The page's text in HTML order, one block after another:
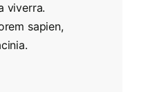
viverra.
sapien,